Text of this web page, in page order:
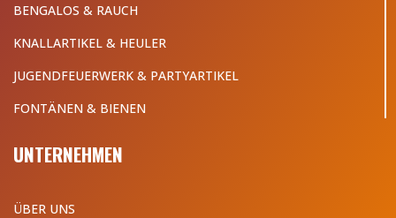
BENGALOS & RAUCH
KNALLARTIKEL & HEULER
JUGENDFEUERWERK & PARTYARTIKEL
FONTÄNEN & BIENEN
UNTERNEHMEN
ÜBER UNS